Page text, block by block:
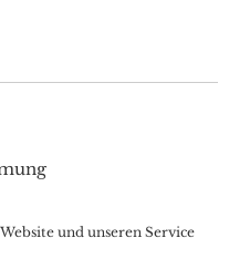
und unseren Service